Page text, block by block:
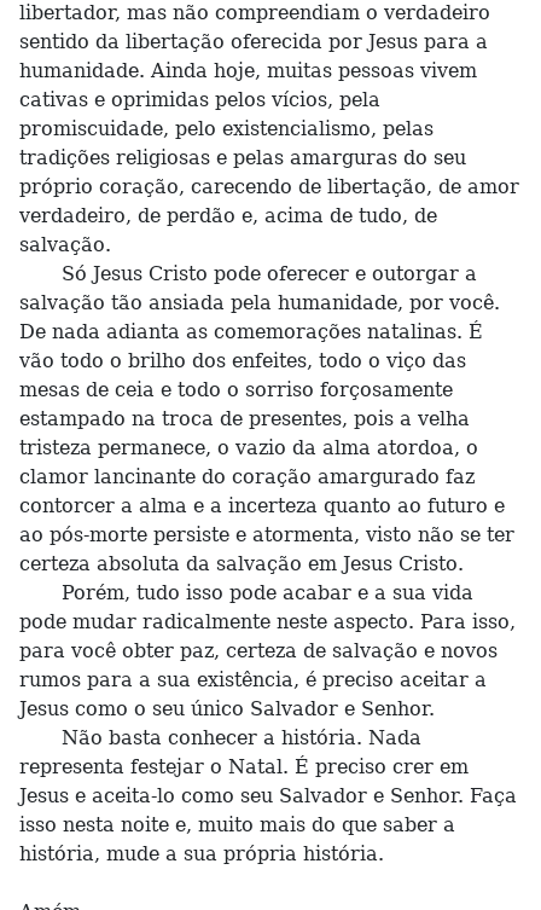
libertador, mas não compreendiam o verdadeiro
sentido da libertação oferecida por Jesus para a
humanidade. Ainda hoje, muitas pessoas vivem
cativas e oprimidas pelos vícios, pela
promiscuidade, pelo existencialismo, pelas
tradições religiosas e pelas amarguras do seu
próprio coração, carecendo de libertação, de amor
verdadeiro, de perdão e, acima de tudo, de
salvação.
Só Jesus Cristo pode oferecer e outorgar a
salvação tão ansiada pela humanidade, por você.
De nada adianta as comemorações natalinas. É
vão todo o brilho dos enfeites, todo o viço das
mesas de ceia e todo o sorriso forçosamente
estampado na troca de presentes, pois a velha
tristeza permanece, o vazio da alma atordoa, o
clamor lancinante do coração amargurado faz
contorcer a alma e a incerteza quanto ao futuro e
ao pós-morte persiste e atormenta, visto não se ter
certeza absoluta da salvação em Jesus Cristo.
Porém, tudo isso pode acabar e a sua vida
pode mudar radicalmente neste aspecto. Para isso,
para você obter paz, certeza de salvação e novos
rumos para a sua existência, é preciso aceitar a
Jesus como o seu único Salvador e Senhor.
Não basta conhecer a história. Nada
representa festejar o Natal. É preciso crer em
Jesus e aceita-lo como seu Salvador e Senhor. Faça
isso nesta noite e, muito mais do que saber a
história, mude a sua própria história.